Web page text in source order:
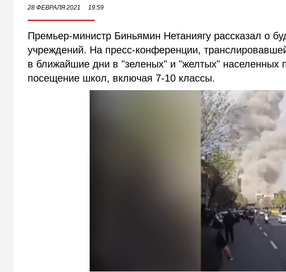
28 ФЕВРАЛЯ 2021 19:59
Премьер-министр Биньямин Нетаниягу рассказал о
учреждений. На пресс-конференции,
в ближайшие дни в "зеленых" и "желтых" населенных
посещение школ, включая 7-10 классы.